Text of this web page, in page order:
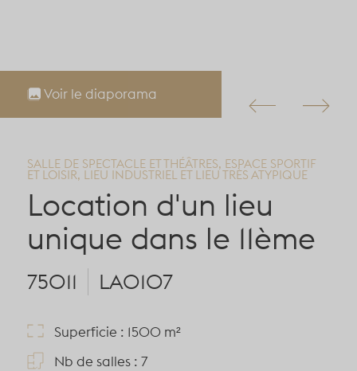
Voir le diaporama
SALLE DE SPECTACLE ET THÉÂTRES, ESPACE SPORTIF
ET LOISIR, LIEU INDUSTRIEL ET LIEU TRÈS ATYPIQUE
Location d'un lieu
unique dans le 11ème
75011 LA0107
Superficie : 1500 m²
Nb de salles : 7